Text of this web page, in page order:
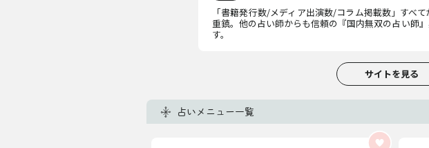
「書籍発行数/メディア出演数/コラム掲載数」すべ
重鎮。他の占い師からも信頼の『国内無双の占い師
す。
サイトを見る
占いメニュー一覧